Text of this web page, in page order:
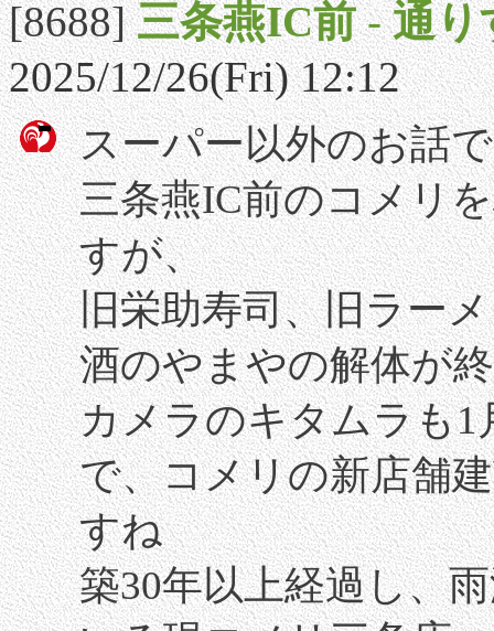
[8688]三条燕IC前-通り
2025/12/26(Fri) 12:12
スーパー以外のお話
三条燕IC前のコメリ
すが、
旧栄助寿司、旧ラー
酒のやまやの解体が
カメラのキタムラも1
で、コメリの新店舗
すね
築30年以上経過し、